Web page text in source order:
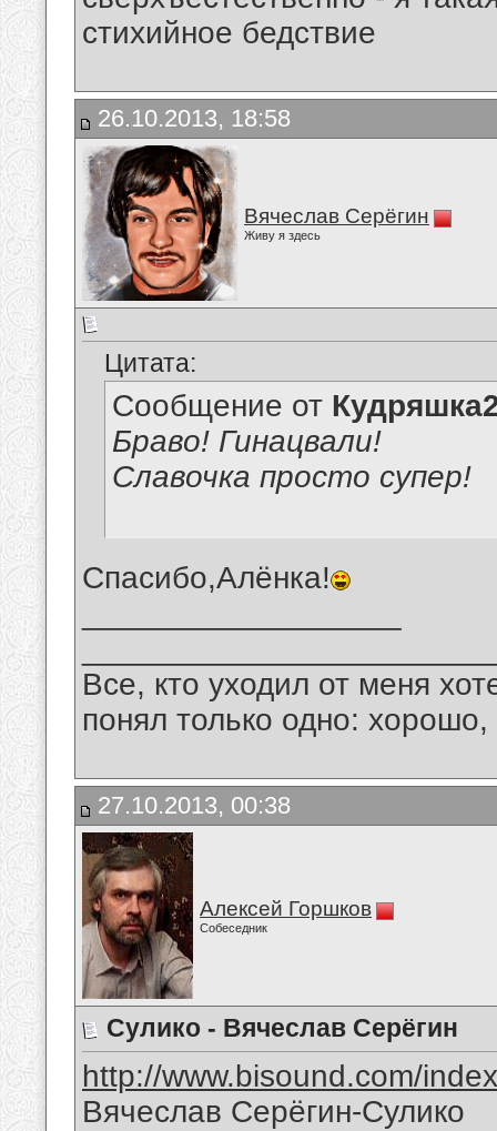
стихийное бедствие
26.10.2013, 18:58
Вячеслав Серёгин
Живу я здесь
Цитата:
Сообщение от
Браво! Гинацвали!
Славочка просто супер!
Спасибо,Алёнка!
Все, кто уходил от меня
понял только одно:
27.10.2013, 00:38
Алексей Горшков
Собеседник
Сулико - Вячеслав Серёгин
http://www.bisound.com/
Вячеслав Серёгин-Сулико